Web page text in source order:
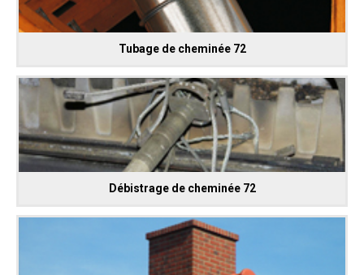
Tubage de cheminée 72
Débistrage de cheminée 72